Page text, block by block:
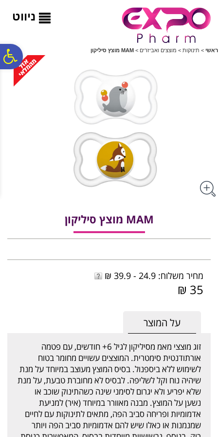
ניווט
ראשי > תינוקות > מוצצים ואביזרים > MAM מוצץ סיליקון
MAM מוצץ סיליקון
מחיר משלוח: 24.9 - 39.9 ₪
35 ₪
על המוצר
זוג מוצצי מאמ מסיליקון לגיל 6+ חודשים, עם פטמה
אורתודנטית סימטרית. המוצצים עשויים מחומר בטוח
לשימוש ללא ביספנול. בסיס המוצץ מעוצב במיוחד על מנת
שיהיה נוח וקל לשליפה. לבסיס לא מחוברת טבעת, על מנת
שלא יפריע ולא יגרום לסימני שינה כשהתינוק שוכב או
נשען על המוצץ. מבנה מאוורר במיוחד (איר) למניעת
אדמומיות ופריחה סביב הפה, מתאים לתינוקות עם לחיים
שמנמנות או כאלו שיש להם אדמומיות סביב הפה ויותר